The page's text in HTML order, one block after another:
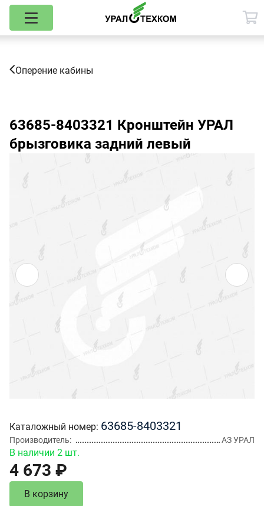
Оперение кабины
63685-8403321 Кронштейн УРАЛ
брызговика задний левый
Каталожный номер 63685-8403321
Производитель АЗ УРАЛ
В наличии 2 шт.
4 673 ₽
В корзину